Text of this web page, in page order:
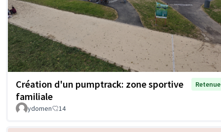
Création d'un pumptrack: zone sportive
familiale
Retenue
ydomen 14